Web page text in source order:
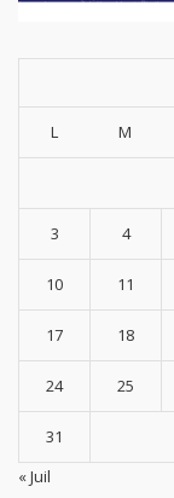
L M
3 4
10 11
17 18
24 25
31
« Juil